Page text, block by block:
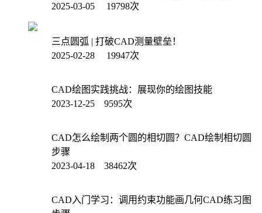
2025-03-05 19798次
三点圆弧 | 打破CAD测量壁垒！
2025-02-28 19947次
CAD绘图实践挑战：展现你的绘图技能
2023-12-25 9595次
CAD怎么绘制两个圆的相切圆？CAD绘制相切圆
步骤
2023-04-18 38462次
CAD入门学习：调用约束功能画几何CAD练习图